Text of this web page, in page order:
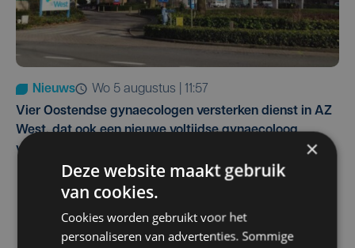
Nieuws
wo 5 augustus | 11:57
Vier Oostendse gynaecologen versterken dienst in AZ
West, dat ook een nieuwe voltijdse gynaecoloog
verwelkomt
×
Deze website maakt gebruik
van cookies.
Cookies worden gebruikt voor het
personaliseren van advertenties. Sommige